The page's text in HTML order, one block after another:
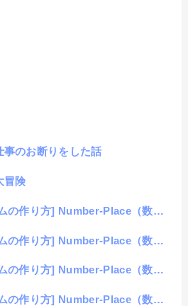
事のお断りをした話
冒険
方] Number-Place（数独）#10「総仕上げ」
] Number-Place（数独）#9「クリア履歴の表示」
Place（数独）#8「同じ数値を見やすくする処理」
方] Number-Place（数独）#7「エラー表示」